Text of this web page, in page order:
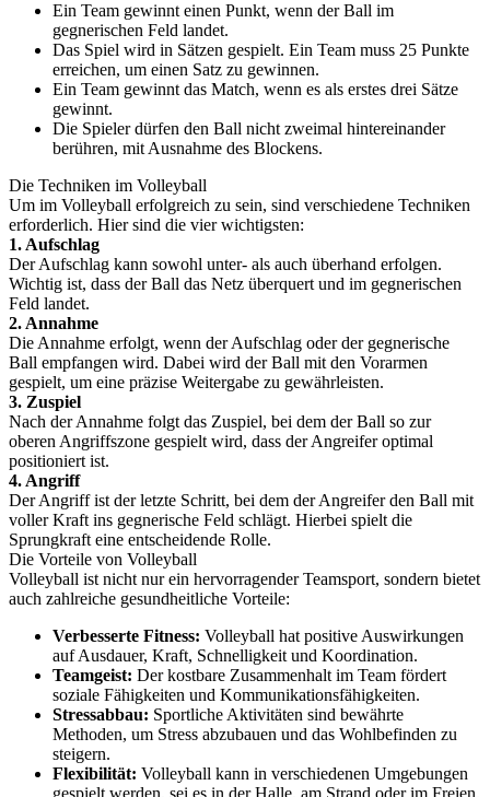
Ein Team gewinnt einen Punkt, wenn der Ball im
gegnerischen Feld landet.
Das Spiel wird in Sätzen gespielt. Ein Team muss 25 Punkte
erreichen, um einen Satz zu gewinnen.
Ein Team gewinnt das Match, wenn es als erstes drei Sätze
gewinnt.
Die Spieler dürfen den Ball nicht zweimal hintereinander
berühren, mit Ausnahme des Blockens.
Die Techniken im Volleyball
Um im Volleyball erfolgreich zu sein, sind verschiedene Techniken
erforderlich. Hier sind die vier wichtigsten:
1. Aufschlag
Der Aufschlag kann sowohl unter- als auch überhand erfolgen.
Wichtig ist, dass der Ball das Netz überquert und im gegnerischen
Feld landet.
2. Annahme
Die Annahme erfolgt, wenn der Aufschlag oder der gegnerische
Ball empfangen wird. Dabei wird der Ball mit den Vorarmen
gespielt, um eine präzise Weitergabe zu gewährleisten.
3. Zuspiel
Nach der Annahme folgt das Zuspiel, bei dem der Ball so zur
oberen Angriffszone gespielt wird, dass der Angreifer optimal
positioniert ist.
4. Angriff
Der Angriff ist der letzte Schritt, bei dem der Angreifer den Ball mit
voller Kraft ins gegnerische Feld schlägt. Hierbei spielt die
Sprungkraft eine entscheidende Rolle.
Die Vorteile von Volleyball
Volleyball ist nicht nur ein hervorragender Teamsport, sondern bietet
auch zahlreiche gesundheitliche Vorteile:
Verbesserte Fitness: Volleyball hat positive Auswirkungen
auf Ausdauer, Kraft, Schnelligkeit und Koordination.
Teamgeist: Der kostbare Zusammenhalt im Team fördert
soziale Fähigkeiten und Kommunikationsfähigkeiten.
Stressabbau: Sportliche Aktivitäten sind bewährte
Methoden, um Stress abzubauen und das Wohlbefinden zu
steigern.
Flexibilität: Volleyball kann in verschiedenen Umgebungen
gespielt werden, sei es in der Halle, am Strand oder im Freien.